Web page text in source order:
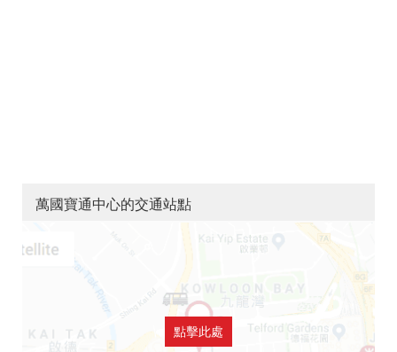
萬國寶通中心的交通站點
點擊此處